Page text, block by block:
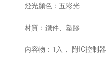
燈光顏色：五彩光
材質：鐵件、塑膠
內容物：1入， 附IC控制器